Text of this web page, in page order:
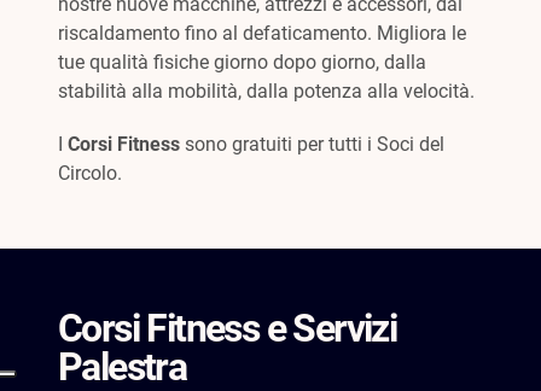
riscaldamento fino al defaticamento. Migliora le
tue qualità fisiche giorno dopo giorno, dalla
stabilità alla mobilità, dalla potenza alla velocità.
I Corsi Fitness sono gratuiti per tutti i Soci del
Circolo.
Corsi Fitness e Servizi
Palestra